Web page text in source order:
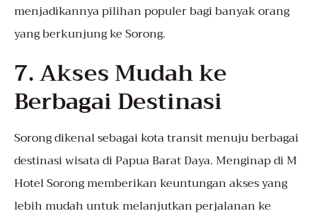
menjadikannya pilihan populer bagi banyak orang
yang berkunjung ke Sorong.
7. Akses Mudah ke
Berbagai Destinasi
Sorong dikenal sebagai kota transit menuju berbagai
destinasi wisata di Papua Barat Daya. Menginap di M
Hotel Sorong memberikan keuntungan akses yang
lebih mudah untuk melanjutkan perjalanan ke